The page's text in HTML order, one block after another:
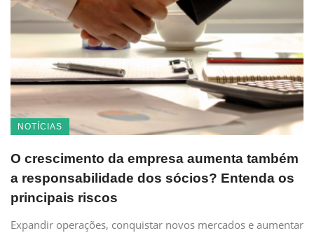
NOTÍCIAS
O crescimento da empresa aumenta também
a responsabilidade dos sócios? Entenda os
principais riscos
Expandir operações, conquistar novos mercados e aumentar